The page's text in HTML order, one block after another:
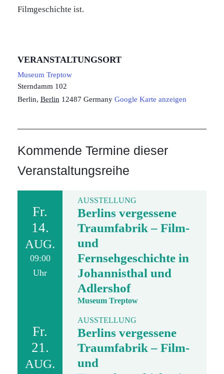
Filmgeschichte ist.
VERANSTALTUNGSORT
Museum Treptow
Sterndamm 102
Berlin, Berlin 12487 Germany Google Karte anzeigen
Kommende Termine dieser
Veranstaltungsreihe
Fr.
14.
AUG.
09:00
Uhr
AUSSTELLUNG
Berlins vergessene
Traumfabrik – Film-
und
Fernsehgeschichte in
Johannisthal und
Adlershof
Museum Treptow
Fr.
21.
AUG.
AUSSTELLUNG
Berlins vergessene
Traumfabrik – Film-
und